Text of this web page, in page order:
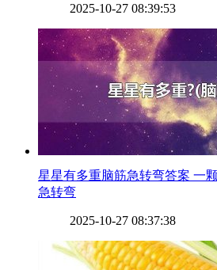
2025-10-27 08:39:53
星星有多重脑筋急转弯答案 一
急转弯
2025-10-27 08:37:38